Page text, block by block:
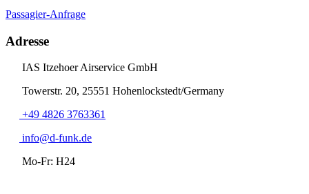
Passagier-Anfrage
Adresse
IAS Itzehoer Airservice GmbH
Towerstr. 20, 25551 Hohenlockstedt/Germany
+49 4826 3763361
info@d-funk.de
Mo-Fr: H24